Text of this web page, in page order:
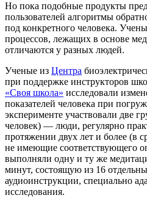
Но пока подобные продукты
пользователей алгоритмы
под конкретного человека.
процессов, лежащих в основе
отличаются у разных людей.
Ученые из Центра
при поддержке инструкторов
«Своя школа» исследовали
показателей человека при
эксперименте участвовали две
человек) — люди, регулярно
протяжении двух лет и более (в
не имеющие соответствующего
выполняли одну и ту же
минут, состоящую из 16
аудиоинструкции, специально
исследования.